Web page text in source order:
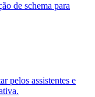
de schema para
pelos assistentes e